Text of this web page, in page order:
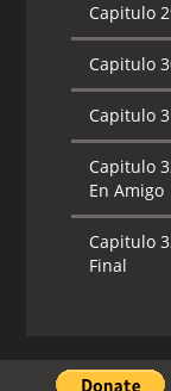
Capitulo
Capitulo
Capitulo
Capitulo
En Amigo
Capitulo
Final
Capitulo